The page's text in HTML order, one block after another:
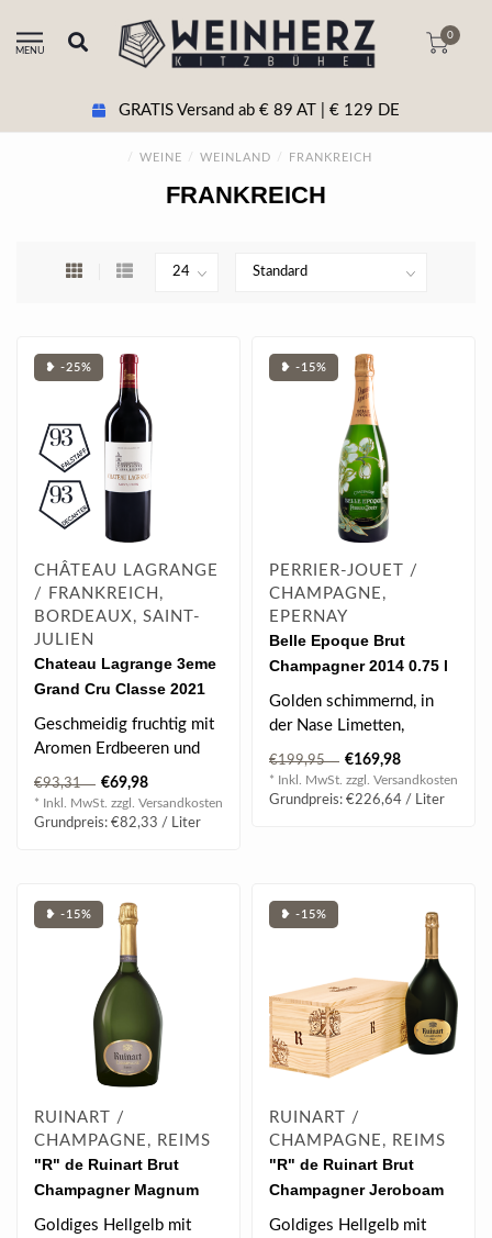
MENU
0
+43 5356 20511 Beratung & tel. Bestellung
/ WEINE / WEINLAND / FRANKREICH
FRANKREICH
❥ -25%
CHÂTEAU LAGRANGE
/ FRANKREICH,
BORDEAUX, SAINT-
JULIEN
Chateau Lagrange 3eme
Grand Cru Classe 2021
0.75 l
Geschmeidig fruchtig mit
Aromen Erdbeeren und
Himbeeren.
BEWERTUNG
€93,31 €69,98
* Inkl. MwSt. zzgl. Versandkosten
Grundpreis: €82,33 / Liter
❥ -15%
PERRIER-JOUET /
CHAMPAGNE,
EPERNAY
Belle Epoque Brut
Champagner 2014 0.75 l
12.5% vol
Golden schimmernd, in
der Nase Limetten,
Ananas und florale
Akzente, Marzipan un..
€199,95 €169,98
* Inkl. MwSt. zzgl. Versandkosten
Grundpreis: €226,64 / Liter
❥ -15%
RUINART /
CHAMPAGNE, REIMS
"R" de Ruinart Brut
Champagner Magnum
1.5 l 12% vol
Goldiges Hellgelb mit
❥ -15%
RUINART /
CHAMPAGNE, REIMS
"R" de Ruinart Brut
Champagner Jeroboam
3.00 l 12% vol
Goldiges Hellgelb mit